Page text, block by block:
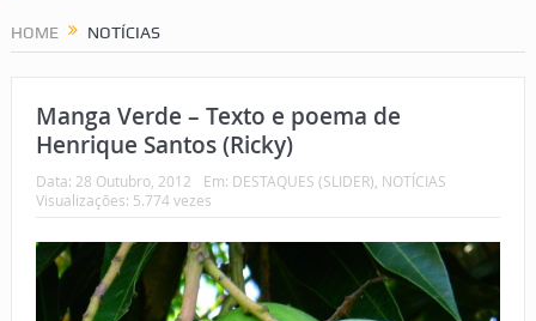
HOME NOTÍCIAS
Manga Verde – Texto e poema de
Henrique Santos (Ricky)
Data: 28 Outubro, 2012 Em: DESTAQUES (SLIDER) NOTÍCIAS
Visualizações: 5.774 vezes